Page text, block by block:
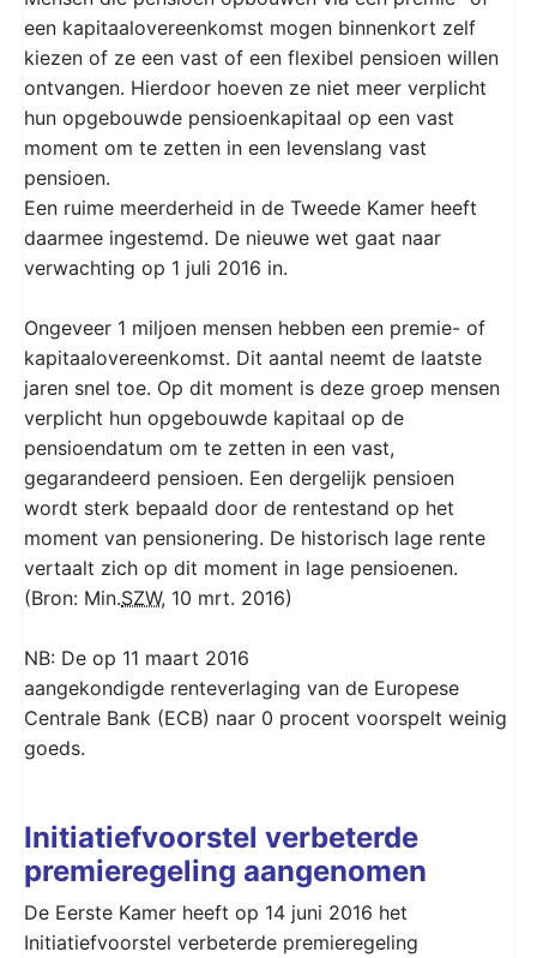
een kapitaalovereenkomst mogen binnenkort zelf
kiezen of ze een vast of een flexibel pensioen willen
ontvangen. Hierdoor hoeven ze niet meer verplicht
hun opgebouwde pensioenkapitaal op een vast
moment om te zetten in een levenslang vast
pensioen.
Een ruime meerderheid in de Tweede Kamer heeft
daarmee ingestemd. De nieuwe wet gaat naar
verwachting op 1 juli 2016 in.
Ongeveer 1 miljoen mensen hebben een premie- of
kapitaalovereenkomst. Dit aantal neemt de laatste
jaren snel toe. Op dit moment is deze groep mensen
verplicht hun opgebouwde kapitaal op de
pensioendatum om te zetten in een vast,
gegarandeerd pensioen. Een dergelijk pensioen
wordt sterk bepaald door de rentestand op het
moment van pensionering. De historisch lage rente
vertaalt zich op dit moment in lage pensioenen.
(Bron: Min.SZW, 10 mrt. 2016)
NB: De op 11 maart 2016
aangekondigde renteverlaging van de Europese
Centrale Bank (ECB) naar 0 procent voorspelt weinig
goeds.
Initiatiefvoorstel verbeterde
premieregeling aangenomen
De Eerste Kamer heeft op 14 juni 2016 het
Initiatiefvoorstel verbeterde premieregeling